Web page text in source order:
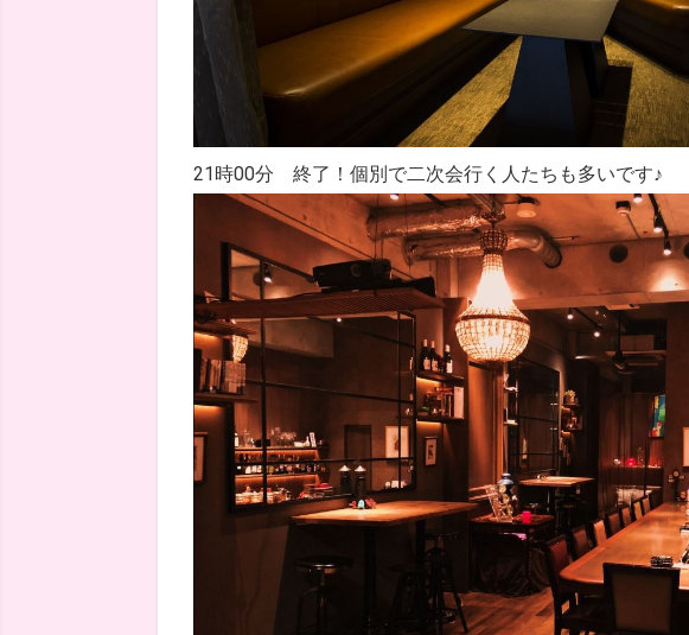
21時00分 終了！個別で二次会行く人たちも多いです♪